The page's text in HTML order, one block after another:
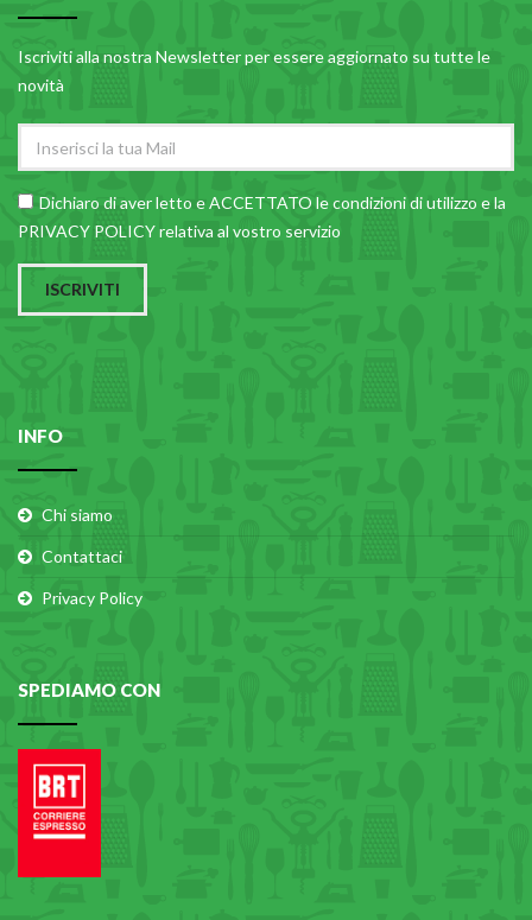
Iscriviti alla nostra Newsletter per essere aggiornato su tutte le
novità
Dichiaro di aver letto e ACCETTATO lecondizioni di utilizzo e la
PRIVACY POLICY relativa al vostro servizio
ISCRIVITI
INFO
Chi siamo
Contattaci
Privacy Policy
SPEDIAMO CON